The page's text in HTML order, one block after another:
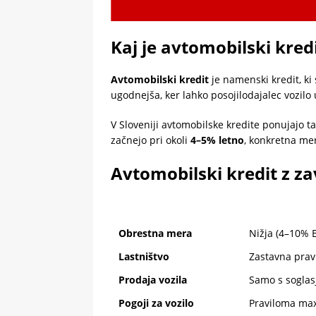
Kaj je avtomobilski
Avtomobilski kredit je namenski kredit,
ugodnejša, ker lahko posojilodajalec
V Sloveniji avtomobilske kredite ponujajo
začnejo pri okoli 4–5% letno, konkretna
Avtomobilski kredit z
Obrestna mera
Nižja (4–10%
Lastništvo
Zastavna
Prodaja vozila
Samo s
Pogoji za vozilo
Praviloma